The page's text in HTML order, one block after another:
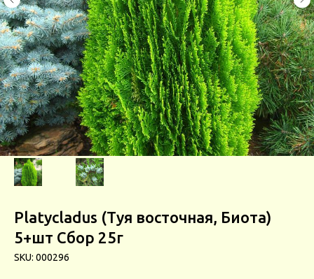
Platycladus (Туя восточная, Биота)
5+шт Сбор 25г
SKU: 000296